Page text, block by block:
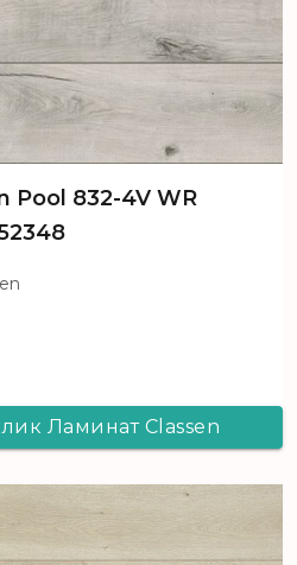
Pool 832-4V WR
Ламинат Сlassen
52348